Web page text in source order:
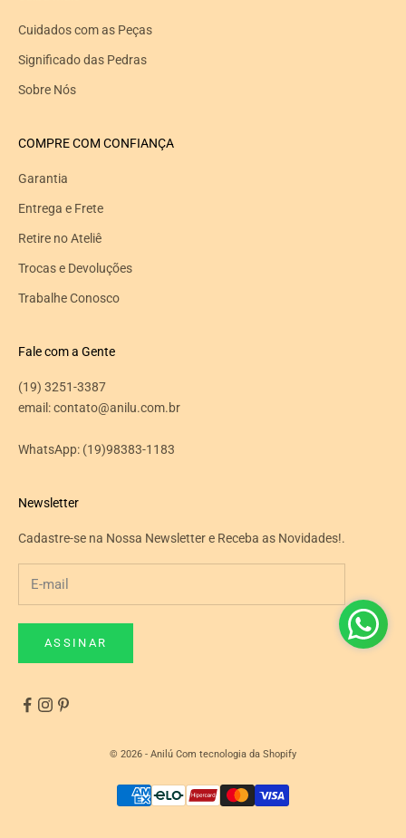
Cuidados com as Peças
Significado das Pedras
Sobre Nós
COMPRE COM CONFIANÇA
Garantia
Entrega e Frete
Retire no Ateliê
Trocas e Devoluções
Trabalhe Conosco
Fale com a Gente
(19) 3251-3387
email: contato@anilu.com.br
WhatsApp: (19)98383-1183
Newsletter
Cadastre-se na Nossa Newsletter e Receba as Novidades!.
ASSINAR
© 2026 - Anilú Com tecnologia da Shopify